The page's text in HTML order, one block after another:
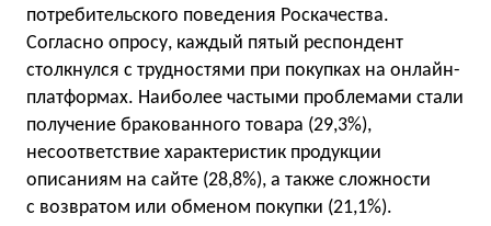
потребительского поведения Роскачества.
Согласно опросу, каждый пятый респондент
столкнулся с трудностями при покупках на онлайн-
платформах. Наиболее частыми проблемами стали
получение бракованного товара (29,3%),
несоответствие характеристик продукции
описаниям на сайте (28,8%), а также сложности
с возвратом или обменом покупки (21,1%).